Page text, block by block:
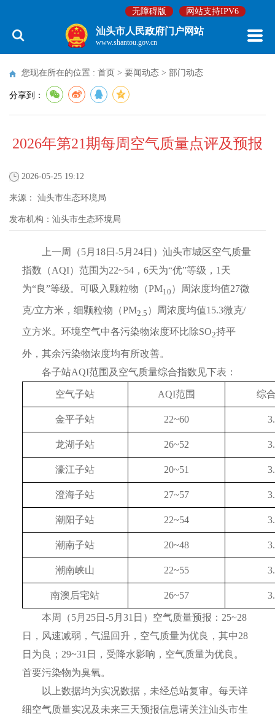
无障碍版 网站支持IPV6
汕头市人民政府门户网站
www.shantou.gov.cn
您现在所在的位置 : 首页 > 要闻动态 > 部门动态
分享到：
2026年第21期每周空气质量点评及预报
2026-05-25 19:12
来源： 汕头市生态环境局
发布机构： 汕头市生态环境局
上一周（5月18日-5月24日）汕头市城区空气质量
指数（AQI）范围为22~54，6天为“优”等级，1天
为“良”等级。可吸入颗粒物（PM10 ）周浓度均值27微
克/立方米，细颗粒物（PM2.5 ）周浓度均值15.3微克/
立方米。环境空气中各污染物浓度环比除SO2持平
外，其余污染物浓度均有所改善。
各子站AQI范围及空气质量综合指数见下表：
空气子站 AQI范围 综
金平子站 22~60
龙湖子站 26~52
濠江子站 20~51
澄海子站 27~57
潮阳子站 22~54
潮南子站 20~48
潮南峡山 22~55
南澳后宅站 26~57
本周（5月25日-5月31日）空气质量预报：25~28
日，风速减弱，气温回升，空气质量为优良，其中28
日为良；29~31日，受降水影响，空气质量为优良。
首要污染物为臭氧。
以上数据均为实况数据，未经总站复审。每天详
细空气质量实况及未来三天预报信息请关注汕头市生